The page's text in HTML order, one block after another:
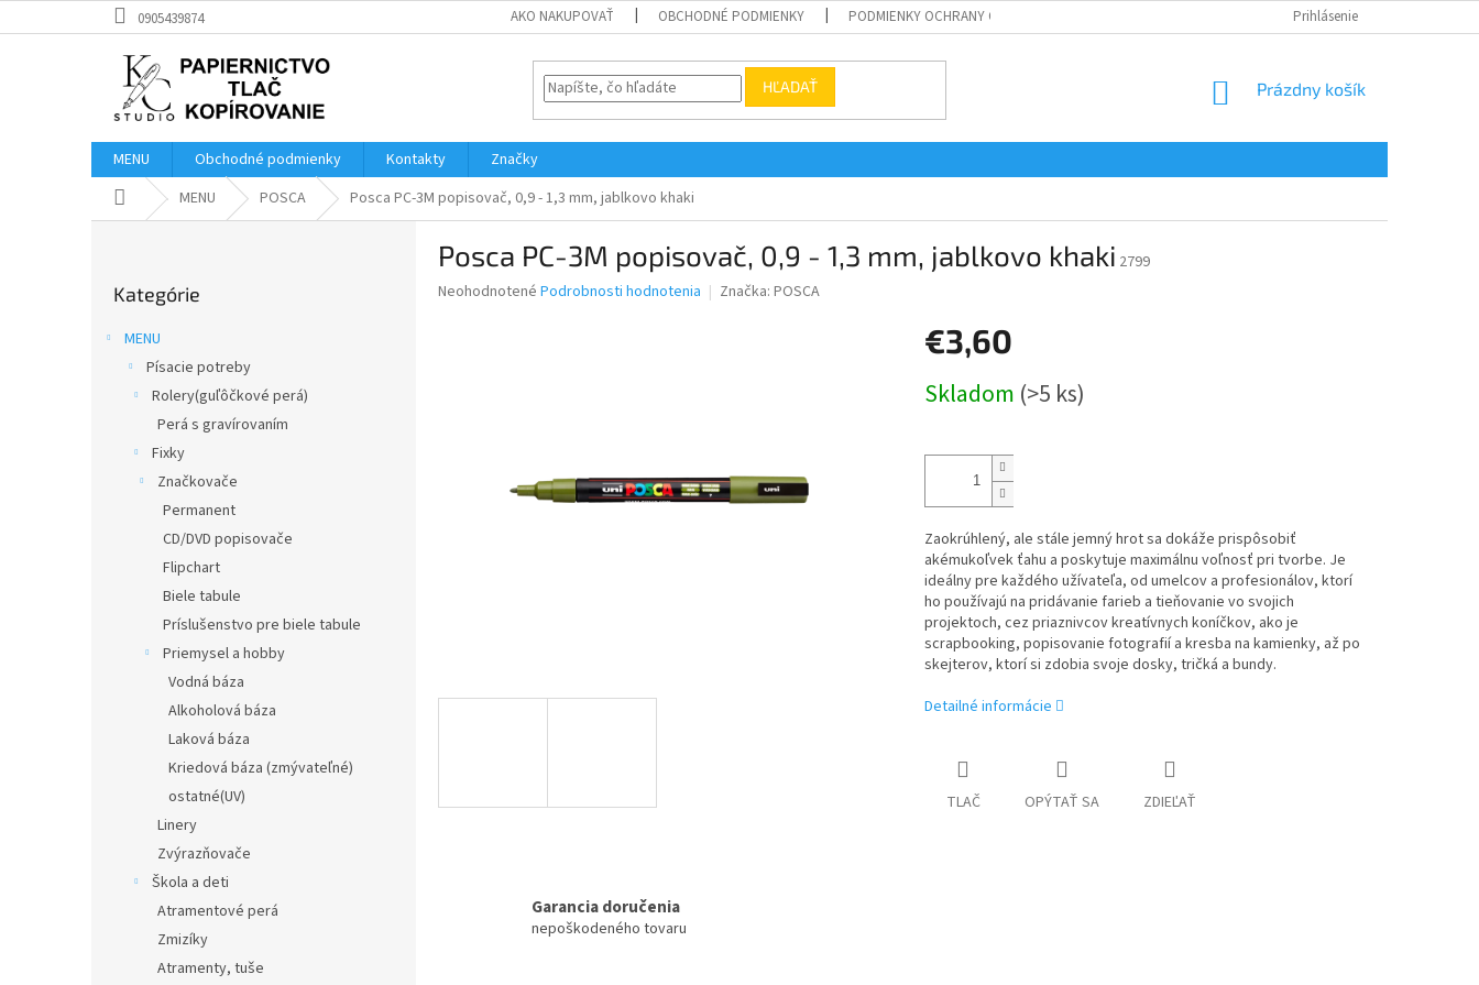
na
0905439874 AKO NAKUPOVAŤ OBCHODNÉ PODMIENKY PODMIENKY OCHRANY OSOBNÝCH ÚDAJOV Prihlásenie
HĽADAŤ
NÁKUPNÝ
Prázdny košík
MENU Obchodné podmienky Kontakty
Značky
DomovMENU POSCA Posca PC-3M popisovač, 0,9 - 1,3 mm, jablkovo khaki
kategórie
Kategórie
MENU
Písacie potreby
Rolery(guľôčkové perá)
Perá s gravírovaním
Fixky
Značkovače
Permanent
CD/DVD popisovače
Flipchart
Biele tabule
Príslušenstvo pre biele tabule
Priemysel a hobby
Vodná báza
Alkoholová báza
Laková báza
Kriedová báza (zmývateľné)
ostatné(UV)
Linery
Zvýrazňovače
Škola a deti
Atramentové perá
Zmizíky
Atramenty, tuše
Posca PC-3M popisovač, 0,9 - 1,3 mm, jablkovo khaki 2799
Priemerné
Neohodnotené Podrobnosti hodnotenia Značka: POSCA
€3,60
cena:
Skladom (>5 ks)
Zaokrúhlený, ale stále jemný hrot sa dokáže prispôsobiť
akémukoľvek ťahu a poskytuje maximálnu voľnosť pri tvorbe. Je
ideálny pre každého užívateľa, od umelcov a profesionálov, ktorí
ho používajú na pridávanie farieb a tieňovanie vo svojich
projektoch, cez priaznivcov kreatívnych koníčkov, ako je
scrapbooking, popisovanie fotografií a kresba na kamienky, až po
skejterov, ktorí si zdobia svoje dosky, tričká a bundy.
Detailné informácie
TLAČ OPÝTAŤ SA ZDIEĽAŤ
Garancia doručenia
nepoškodeného tovaru